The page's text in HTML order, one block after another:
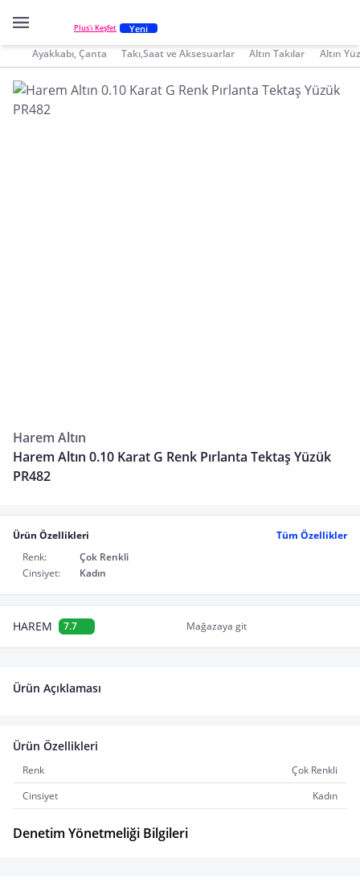
Plus'ı Keşfet Yeni
Ayakkabı, Çanta Takı,Saat ve Aksesuarlar Altın Takılar Altın
Harem Altın
Harem Altın 0.10 Karat G Renk Pırlanta Tektaş Yüzük
PR482
Ürün Özellikleri
Tüm Özellikler
Renk:
Çok Renkli
Cinsiyet:
Kadın
HAREM 7.7 Mağazaya git
Ürün Açıklaması
Ürün Özellikleri
Renk
Çok Renkli
Cinsiyet
Kadın
Denetim Yönetmeliği Bilgileri